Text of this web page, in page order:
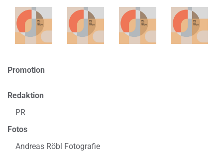
Promotion
Redaktion
PR
Fotos
Andreas Röbl Fotografie